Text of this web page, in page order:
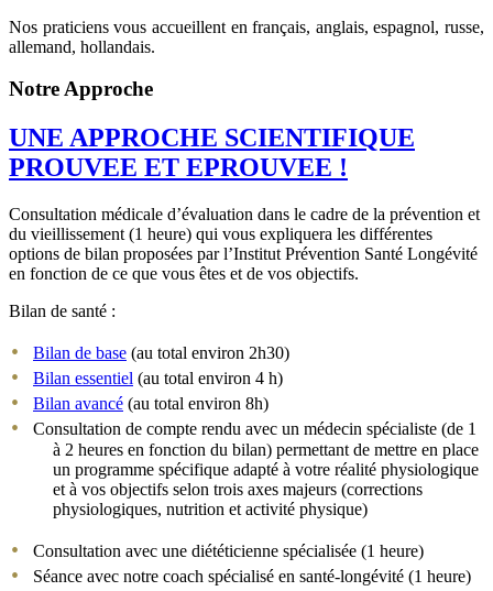
Nos praticiens vous accueillent en français, anglais, espagnol, russe,
allemand, hollandais.
Notre Approche
UNE APPROCHE SCIENTIFIQUE
PROUVEE ET EPROUVEE !
Consultation médicale d’évaluation dans le cadre de la prévention et
du vieillissement (1 heure) qui vous expliquera les différentes
options de bilan proposées par l’Institut Prévention Santé Longévité
en fonction de ce que vous êtes et de vos objectifs.
Bilan de santé :
Bilan de base (au total environ 2h30)
Bilan essentiel (au total environ 4 h)
Bilan avancé (au total environ 8h)
Consultation de compte rendu avec un médecin spécialiste (de 1
à 2 heures en fonction du bilan) permettant de mettre en place
un programme spécifique adapté à votre réalité physiologique
et à vos objectifs selon trois axes majeurs (corrections
physiologiques, nutrition et activité physique)
Consultation avec une diététicienne spécialisée (1 heure)
Séance avec notre coach spécialisé en santé-longévité (1 heure)